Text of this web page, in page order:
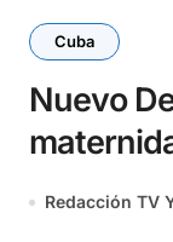
Cuba
Nuevo
Redacción TV